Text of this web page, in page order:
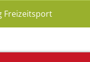
Freizeitsport